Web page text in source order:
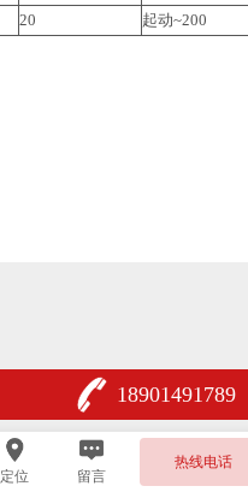
20 起动~200
18901491789
定位 留言
热线电话